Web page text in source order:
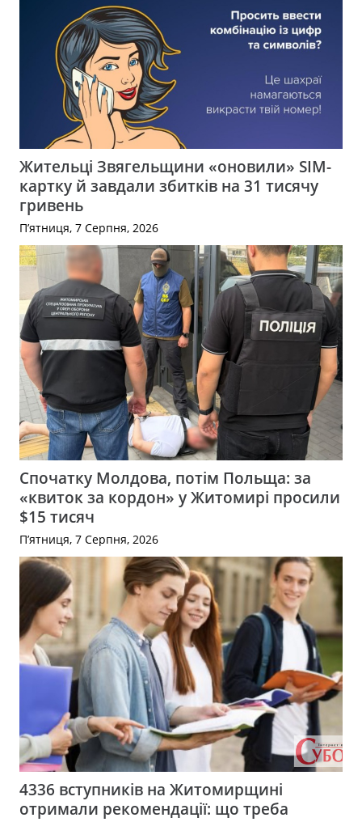
Жительці Звягельщини «оновили» SIM-
картку й завдали збитків на 31 тисячу
гривень
П’ятниця, 7 Серпня, 2026
Спочатку Молдова, потім Польща: за
«квиток за кордон» у Житомирі просили
$15 тисяч
П’ятниця, 7 Серпня, 2026
4336 вступників на Житомирщині
отримали рекомендації: що треба